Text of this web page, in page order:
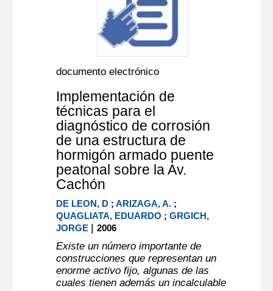
documento electrónico
Implementación de
técnicas para el
diagnóstico de corrosión
de una estructura de
hormigón armado puente
peatonal sobre la Av.
Cachón
DE LEON, D ;ARIZAGA, A. ;
QUAGLIATA, EDUARDO ;GRGICH,
JORGE |2006
Existe un número importante de
construcciones que representan un
enorme activo fijo, algunas de las
cuales tienen además un incalculable